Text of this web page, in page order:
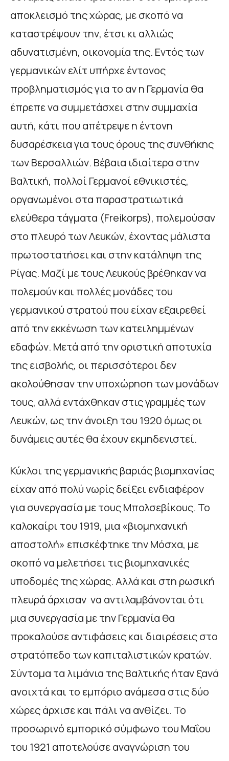
αποκλεισμό της χώρας, με σκοπό να
καταστρέψουν την, έτσι κι αλλιώς
αδυνατισμένη, οικονομία της. Εντός των
γερμανικών ελίτ υπήρχε έντονος
προβληματισμός για το αν η Γερμανία θα
έπρεπε να συμμετάσχει στην συμμαχία
αυτή, κάτι που απέτρεψε η έντονη
δυσαρέσκεια για τους όρους της συνθήκης
των Βερσαλλιών. Βέβαια ιδιαίτερα στην
Βαλτική, πολλοί Γερμανοί εθνικιστές,
οργανωμένοι στα παραστρατιωτικά
ελεύθερα τάγματα (Freikorps), πολεμούσαν
στο πλευρό των Λευκών, έχοντας μάλιστα
πρωτοστατήσει και στην κατάληψη της
Ρίγας. Μαζί με τους Λευκούς βρέθηκαν να
πολεμούν και πολλές μονάδες του
γερμανικού στρατού που είχαν εξαιρεθεί
από την εκκένωση των κατειλημμένων
εδαφών. Μετά από την οριστική αποτυχία
της εισβολής, οι περισσότεροι δεν
ακολούθησαν την υποχώρηση των μονάδων
τους, αλλά εντάχθηκαν στις γραμμές των
Λευκών, ως την άνοιξη του 1920 όμως οι
δυνάμεις αυτές θα έχουν εκμηδενιστεί.
Κύκλοι της γερμανικής βαριάς βιομηχανίας
είχαν από πολύ νωρίς δείξει ενδιαφέρον
για συνεργασία με τους Μπολσεβίκους. Το
καλοκαίρι του 1919, μια «βιομηχανική
αποστολή» επισκέφτηκε την Μόσχα, με
σκοπό να μελετήσει τις βιομηχανικές
υποδομές της χώρας. Αλλά και στη ρωσική
πλευρά άρχισαν να αντιλαμβάνονται ότι
μια συνεργασία με την Γερμανία θα
προκαλούσε αντιφάσεις και διαιρέσεις στο
στρατόπεδο των καπιταλιστικών κρατών.
Σύντομα τα λιμάνια της Βαλτικής ήταν ξανά
ανοιχτά και το εμπόριο ανάμεσα στις δύο
χώρες άρχισε και πάλι να ανθίζει. Το
προσωρινό εμπορικό σύμφωνο του Μαΐου
του 1921 αποτελούσε αναγνώριση του